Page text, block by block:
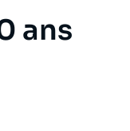
ans